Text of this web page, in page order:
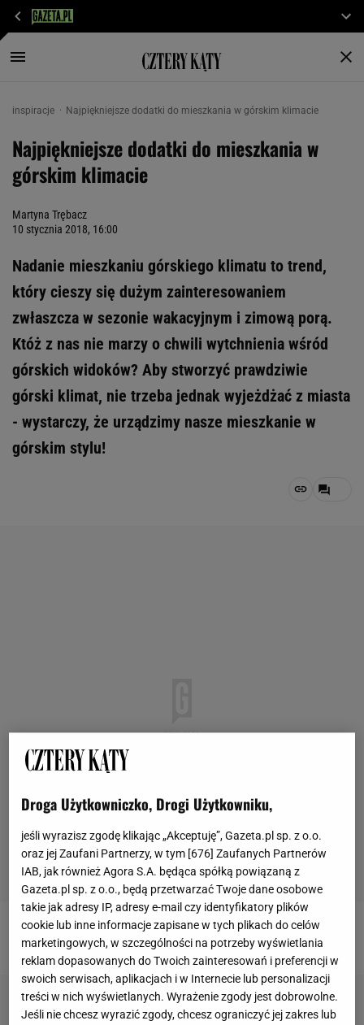
inspiracje Najpiękniejsze dodatki do mieszkania w górskim klimacie
Najpiękniejsze dodatki do mieszkania w
górskim klimacie
Martyna Trębacz
10 stycznia 2018, 16:00
Nadanie mieszkaniu górskiego klimatu to trend,
który cieszy się dużym zainteresowaniem
zwłaszcza w sezonie wakacyjnym i zimową porą.
Któż z nas nie marzy o chwili wytchnienia wśród
górskich widoków? Aby stworzyć prawdziwie
górski klimat, nie trzeba jednak wyjeżdżać z miasta
- wystarczy, że urządzimy nasze mieszkanie w
górskim stylu!
Góralskie dodatki tworzą klimat
Droga Użytkowniczko, Drogi Użytkowniku,
jeśli wyrazisz zgodę klikając „Akceptuję”, Gazeta.pl sp. z o.o.
oraz jej Zaufani Partnerzy, w tym [676] Zaufanych Partnerów
IAB, jak również Agora S.A. będąca spółką powiązaną z
Gazeta.pl sp. z o.o., będą przetwarzać Twoje dane osobowe
takie jak adresy IP, adresy e-mail czy identyfikatory plików
cookie lub inne informacje zapisane w tych plikach do celów
marketingowych, w szczególności na potrzeby wyświetlania
reklam dopasowanych do Twoich zainteresowań i preferencji w
swoich serwisach, aplikacjach i w Internecie lub personalizacji
treści w nich wyświetlanych. Wyrażenie zgody jest dobrowolne.
Jeśli nie chcesz wyrazić zgody, chcesz ograniczyć jej zakres lub